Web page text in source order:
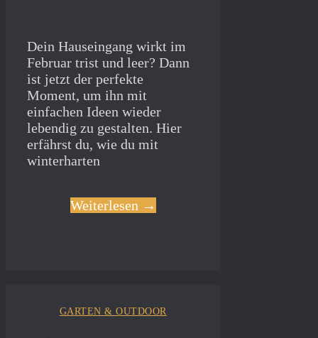
Dein Hauseingang wirkt im
Februar trist und leer? Dann
ist jetzt der perfekte
Moment, um ihn mit
einfachen Ideen wieder
lebendig zu gestalten. Hier
erfährst du, wie du mit
winterharten
Weiterlesen →
GARTEN & OUTDOOR